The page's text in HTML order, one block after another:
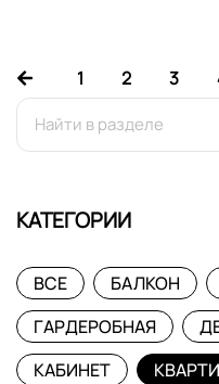
1 2 3
КАТЕГОРИИ
ВСЕ БАЛКОН
ГАРДЕРОБНАЯ
КАБИНЕТ